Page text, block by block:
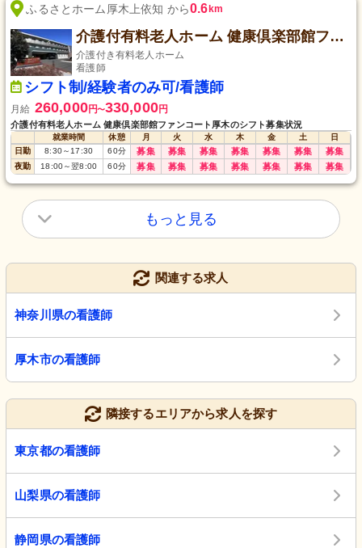
ふるさとホーム厚木上依知 から0.6km
介護付有料老人ホーム 健康倶楽部館ファンコート厚木
介護付き有料老人ホーム
看護師
シフト制/経験者のみ可/看護師
月給 260,000円〜330,000円
介護付有料老人ホーム 健康倶楽部館ファンコート厚木のシフト募集状況
就業時間 休憩 月 火 水 木 金 土
日
日勤
8:30～17:30 60分 募集 募集 募集 募集 募集 募集 募集
夜勤 18:00～翌8:00 60分 募集 募集 募集 募集 募集 募集 募集
もっと見る
関連する求人
神奈川県の看護師
厚木市の看護師
隣接するエリアから求人を探す
東京都の看護師
山梨県の看護師
静岡県の看護師